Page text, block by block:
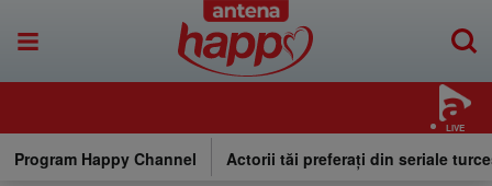
LIVE
Program Happy Channel Actorii tăi preferați din seriale